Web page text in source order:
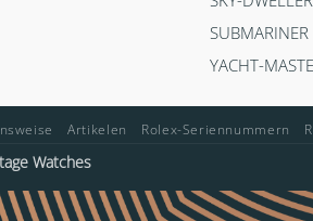
SUBMARINER
YACHT-
Artikelen Rolex-Seriennummern
Watches